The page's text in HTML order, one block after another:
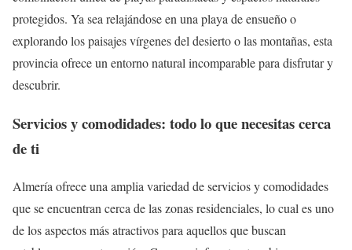
protegidos. Ya sea relajándose en una playa de ensueño o
explorando los paisajes vírgenes del desierto o las montañas, esta
provincia ofrece un entorno natural incomparable para disfrutar y
descubrir.
Servicios y comodidades: todo lo que necesitas cerca
de ti
Almería ofrece una amplia variedad de servicios y comodidades
que se encuentran cerca de las zonas residenciales, lo cual es uno
de los aspectos más atractivos para aquellos que buscan